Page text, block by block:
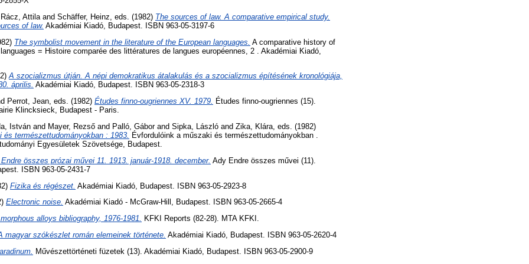
Rácz, Attila and Schäffer, Heinz , eds. (1982) The sources of law. A comparative empirical study.
of law. Akadémiai Kiadó, Budapest. ISBN 963-05-3197-6
The symbolist movement in the literature of the European languages. A comparative history of
= Histoire comparée des littératures de langues européennes, 2 . Akadémiai Kiadó,
A szocializmus útján. A népi demokratikus átalakulás és a szocializmus építésének kronológiája,
április. Akadémiai Kiadó, Budapest. ISBN 963-05-2318-3
Perrot, Jean, eds. (1982) Études finno-ougriennes XV. 1979. Études finno-ougriennes (15).
Klincksieck, Budapest - Paris.
István and Mayer, Rezső and Palló, Gáborand Sipka, László and Zika, Klára , eds. (1982)
természettudományokban : 1983.
Évfordulóink a műszaki és természettudományokban .
Egyesületek Szövetsége, Budapest.
összes prózai művei 11. 1913. január-1918. december. Ady Endre összes művei (11).
ISBN 963-05-2431-7
Fizika és régészet. Akadémiai Kiadó, Budapest. ISBN 963-05-2923-8
Electronic noise. Akadémiai Kiadó - McGraw-Hill, Budapest. ISBN 963-05-2665-4
alloys bibliography, 1976-1981. KFKI Reports (82-28). MTA KFKI.
magyar szókészlet román elemeinek története. Akadémiai Kiadó, Budapest. ISBN 963-05-2620-4
Művészettörténeti füzetek (13). Akadémiai Kiadó, Budapest. ISBN 963-05-2900-9